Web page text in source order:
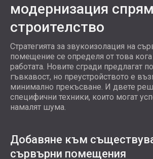
модернизация
строителство
Стратегията за звукоизолация на
помещение се определя от това
работата. Новите сгради предлагат
гъвкавост, но преустройството е
минимално прекъсване. И двете
специфични техники, които могат
намалят шума.
Добавяне към
сървърни помещения